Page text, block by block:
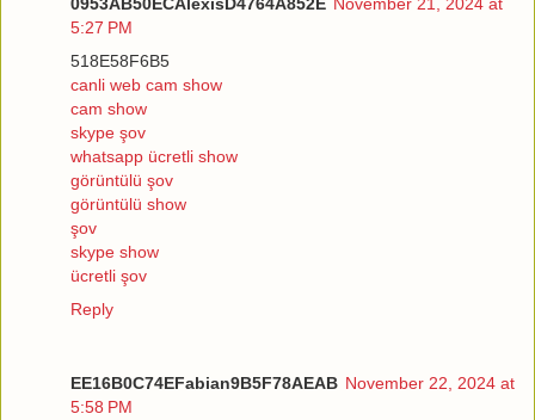
0953AB50ECAlexisD4764A852E November 21, 2024 at
5:27 PM
518E58F6B5
canli web cam show
cam show
skype şov
whatsapp ücretli show
görüntülü şov
görüntülü show
şov
skype show
ücretli şov
Reply
EE16B0C74EFabian9B5F78AEAB November 22, 2024 at
5:58 PM